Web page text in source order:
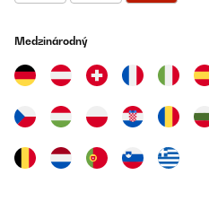
Medzinárodný